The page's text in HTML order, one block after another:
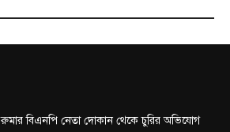
রুমার বিএনপি নেতা দোকান থেকে চুরির অভিযোগ